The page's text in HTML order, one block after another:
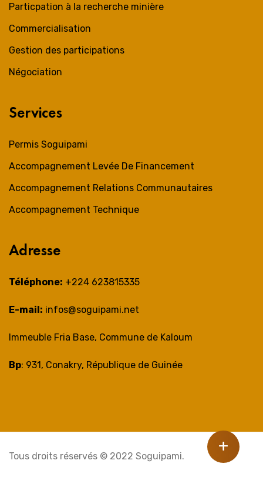
Particpation à la recherche minière
Commercialisation
Gestion des participations
Négociation
Services
Permis Soguipami
Accompagnement Levée De Financement
Accompagnement Relations Communautaires
Accompagnement Technique
Adresse
Téléphone: +224 623815335
E-mail: infos@soguipami.net
Immeuble Fria Base, Commune de Kaloum
Bp: 931, Conakry, République de Guinée
Tous droits réservés © 2022 Soguipami.
+